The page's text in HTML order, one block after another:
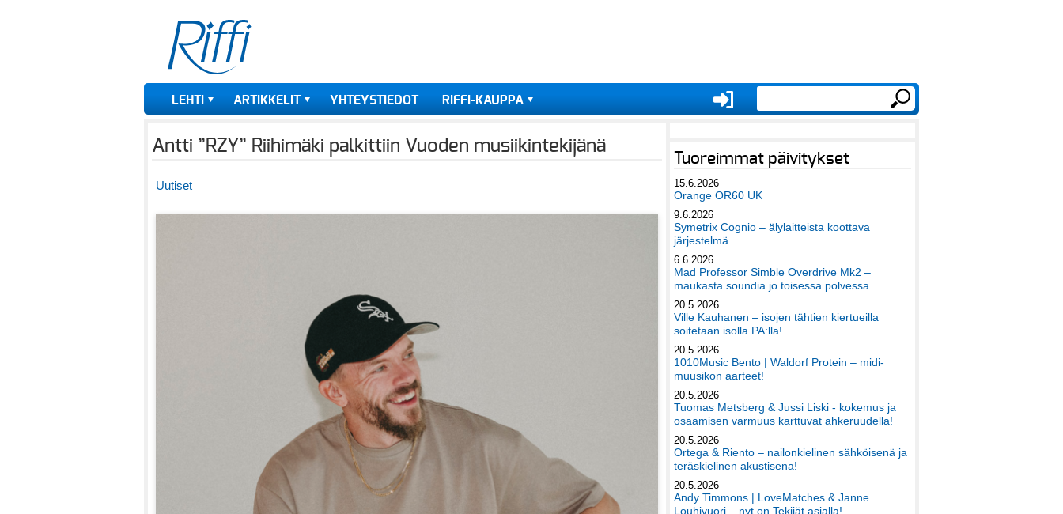
LEHTI ARTIKKELIT YHTEYSTIEDOT RIFFI-KAUPPA
Antti ”RZY” Riihimäki palkittiin Vuoden musiikintekijänä
Uutiset
Tuoreimmat päivitykset
15.6.2026
Orange OR60 UK
9.6.2026
Symetrix Cognio – älylaitteista koottava
järjestelmä
6.6.2026
Mad Professor Simble Overdrive Mk2 –
maukasta soundia jo toisessa polvessa
20.5.2026
Ville Kauhanen – isojen tähtien kiertueilla
soitetaan isolla PA:lla!
20.5.2026
1010Music Bento | Waldorf Protein – midi-
muusikon aarteet!
20.5.2026
Tuomas Metsberg & Jussi Liski - kokemus ja
osaamisen varmuus karttuvat ahkeruudella!
20.5.2026
Ortega & Riento – nailonkielinen sähköisenä ja
teräskielinen akustisena!
20.5.2026
Andy Timmons | LoveMatches & Janne
Louhivuori – nyt on Tekijät asialla!